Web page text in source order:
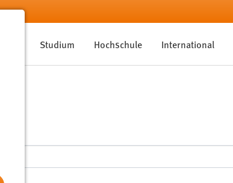
Studium Hochschule International